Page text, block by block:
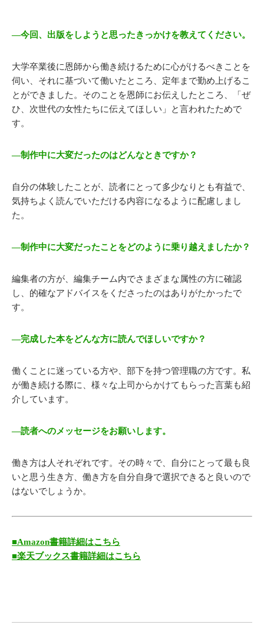
―今回、出版をしようと思ったきっかけを教えてください。
大学卒業後に恩師から働き続けるために心がけるべきことを
伺い、それに基づいて働いたところ、定年まで勤め上げるこ
とができました。そのことを恩師にお伝えしたところ、「ぜ
ひ、次世代の女性たちに伝えてほしい」と言われたためで
す。
―制作中に大変だったのはどんなときですか？
自分の体験したことが、読者にとって多少なりとも有益で、
気持ちよく読んでいただける内容になるように配慮しまし
た。
―制作中に大変だったことをどのように乗り越えましたか？
編集者の方が、編集チーム内でさまざまな属性の方に確認
し、的確なアドバイスをくださったのはありがたかったで
す。
―完成した本をどんな方に読んでほしいですか？
働くことに迷っている方や、部下を持つ管理職の方です。私
が働き続ける際に、様々な上司からかけてもらった言葉も紹
介しています。
―読者へのメッセージをお願いします。
働き方は人それぞれです。その時々で、自分にとって最も良
いと思う生き方、働き方を自分自身で選択できると良いので
はないでしょうか。
■Amazon書籍詳細はこちら
■楽天ブックス書籍詳細はこちら